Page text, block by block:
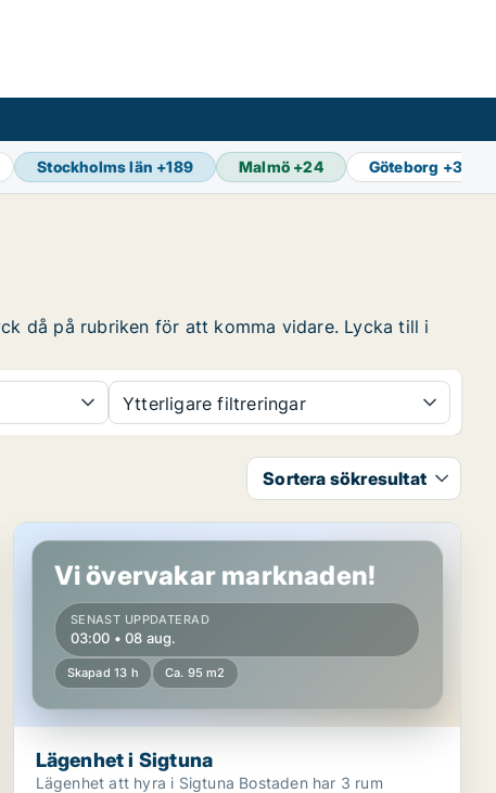
Stockholms län +189 Malmö +24 Göteborg +33
då på rubriken för att komma vidare. Lycka till i
Ytterligare filtreringar
Sortera sökresultat
Lägenhet i Sigtuna
Vi övervakar marknaden!
SENAST UPPDATERAD
03:00 • 08 aug.
Skapad 13 h Ca. 95 m2
Lägenhet i Sigtuna
Lägenhet att hyra i Sigtuna Bostaden har 3 rum